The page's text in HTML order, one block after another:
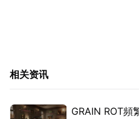
相关资讯
GRAIN ROT頻